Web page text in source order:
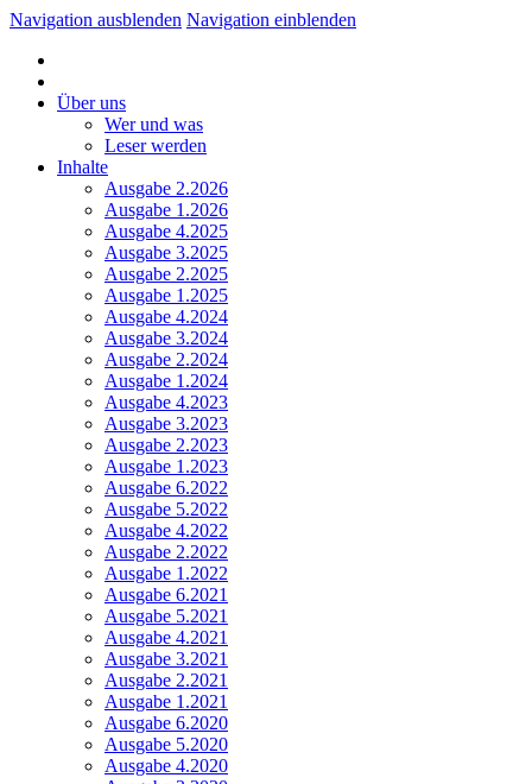
Navigation ausblenden Navigation einblenden
Über uns
Wer und was
Leser werden
Inhalte
Ausgabe 2.2026
Ausgabe 1.2026
Ausgabe 4.2025
Ausgabe 3.2025
Ausgabe 2.2025
Ausgabe 1.2025
Ausgabe 4.2024
Ausgabe 3.2024
Ausgabe 2.2024
Ausgabe 1.2024
Ausgabe 4.2023
Ausgabe 3.2023
Ausgabe 2.2023
Ausgabe 1.2023
Ausgabe 6.2022
Ausgabe 5.2022
Ausgabe 4.2022
Ausgabe 2.2022
Ausgabe 1.2022
Ausgabe 6.2021
Ausgabe 5.2021
Ausgabe 4.2021
Ausgabe 3.2021
Ausgabe 2.2021
Ausgabe 1.2021
Ausgabe 6.2020
Ausgabe 5.2020
Ausgabe 4.2020